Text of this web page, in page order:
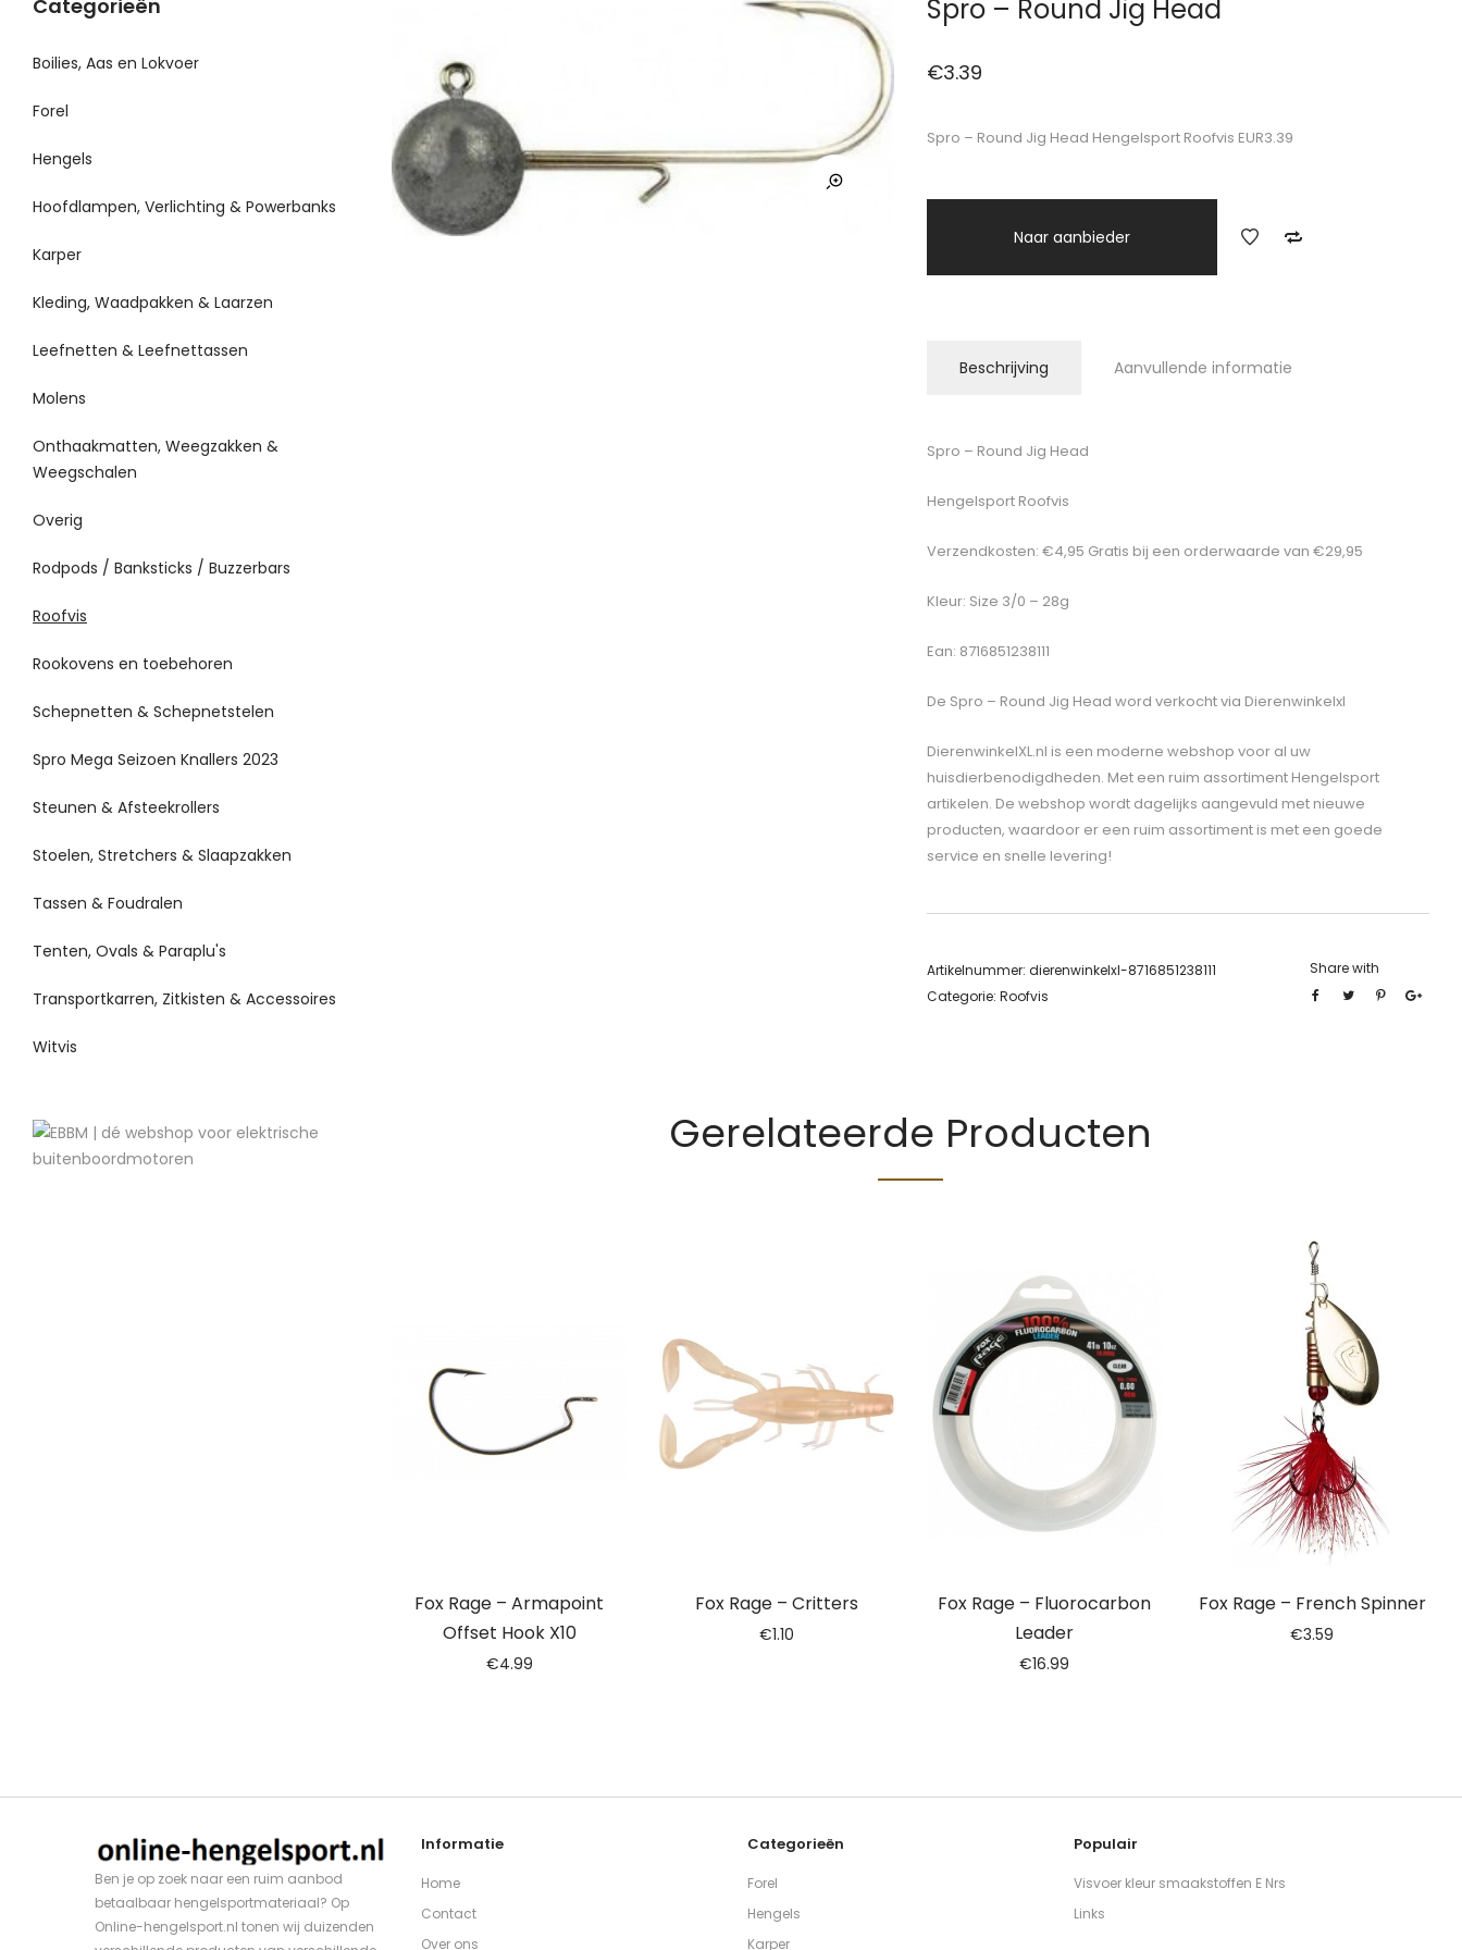
Spro – Round Jig Head
€3.39
Spro – Round Jig Head Hengelsport Roofvis EUR3.39
Naar aanbieder
Beschrijving Aanvullende informatie
Spro – Round Jig Head
Hengelsport Roofvis
Verzendkosten: €4,95 Gratis bij een orderwaarde van €29,95
Kleur: Size 3/0 – 28g
Ean: 8716851238111
De Spro – Round Jig Head word verkocht via Dierenwinkelxl
DierenwinkelXL.nl is een moderne webshop voor al uw
huisdierbenodigdheden. Met een ruim assortiment Hengelsport
artikelen. De webshop wordt dagelijks aangevuld met nieuwe
producten, waardoor er een ruim assortiment is met een goede
service en snelle levering!
Artikelnummer: dierenwinkelxl-8716851238111
Categorie: Roofvis
Share with
Gerelateerde Producten
Fox Rage – Armapoint
Offset Hook X10
€4.99
Fox Rage – Critters
€1.10
Fox Rage – Fluorocarbon
Leader
€16.99
Fox Rage – French Spinner
€3.59
Categorieën
Boilies, Aas en Lokvoer
Forel
Hengels
Hoofdlampen, Verlichting & Powerbanks
Karper
Kleding, Waadpakken & Laarzen
Leefnetten & Leefnettassen
Molens
Onthaakmatten, Weegzakken &
Weegschalen
Overig
Rodpods / Banksticks / Buzzerbars
Roofvis
Rookovens en toebehoren
Schepnetten & Schepnetstelen
Spro Mega Seizoen Knallers 2023
Steunen & Afsteekrollers
Stoelen, Stretchers & Slaapzakken
Tassen & Foudralen
Tenten, Ovals & Paraplu's
Transportkarren, Zitkisten & Accessoires
Witvis
Ben je op zoek naar een ruim aanbod
betaalbaar hengelsportmateriaal? Op
Online-hengelsport.nl tonen wij duizenden
Informatie
Home
Contact
Over ons
Categorieën
Forel
Hengels
Karper
Populair
Visvoer kleur smaakstoffen E Nrs
Links